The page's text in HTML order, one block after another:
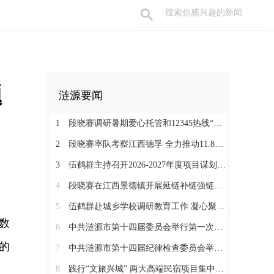
涟源要闻
1 段晓赛调研暑期爱心托管和12345热线“领导接听日”工作：在办好民生实事中打通基层治理“最后一米”
2 段晓赛率队考察江西德孚 全力推动11.8亿元循环经济项目提速增效
3 伍鹤群主持召开2026-2027年度项目谋划调度会
4 段晓赛在江西景德镇开展延链补链强链招商 围绕“三电一钛”精准发力
5 伍鹤群赴城乡学校调研教育工作 凝心聚力推动涟源教育高质量发展
6 中共涟源市第十四届委员会举行第一次全体会议 段晓赛当选市委书记 伍鹤群周杨当选市委副书记
7 中共涟源市第十四届纪律检查委员会举行第一次全体会议
8 践行“文旅兴城” 两大高端民宿项目集中签约开工 全力打造“湖湘地区文旅康养名城”